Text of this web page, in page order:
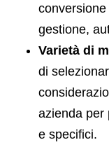
gestione,
Varietà di
di
azienda per
e specifici.